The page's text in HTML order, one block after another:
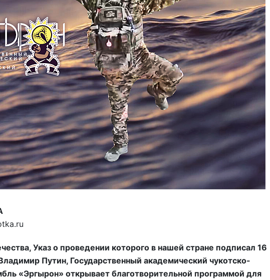
Указ о проведении которого в нашей стране подписал 16
Путин, Государственный академический чукотско-
«Эргырон» открывает благотворительной программой для